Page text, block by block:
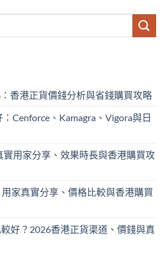
香港正貨價錢分析與省錢購買攻略
Cenforce、Kamagra、Vigora與日
用家分享、效果時長與香港購買攻
家真實分享、價格比較與香港購買
好？2026香港正貨渠道、價錢與真